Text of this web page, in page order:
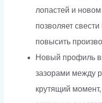
лопастей и
позволяет
повысить
Новый профиль
зазорами между
крутящий